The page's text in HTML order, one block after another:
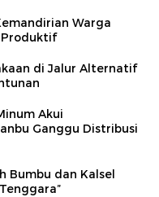
Warga
Produktif
di Jalur Alternatif
Akui
Ganggu Distribusi
Bumbu dan Kalsel